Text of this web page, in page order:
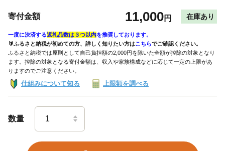
寄付金額 11,000円 在庫あり
一度に決済する返礼品数は３つ以内を推奨しております。
🔰ふるさと納税が初めての方、詳しく知りたい方はこちらでご確認ください。
ふるさと納税では原則として自己負担額の2,000円を除いた全額が控除の対象となり
ます。控除の対象となる寄付金額は、収入や家族構成などに応じて一定の上限があ
りますのでご注意ください。
仕組みについて知る 上限額を調べる
数量